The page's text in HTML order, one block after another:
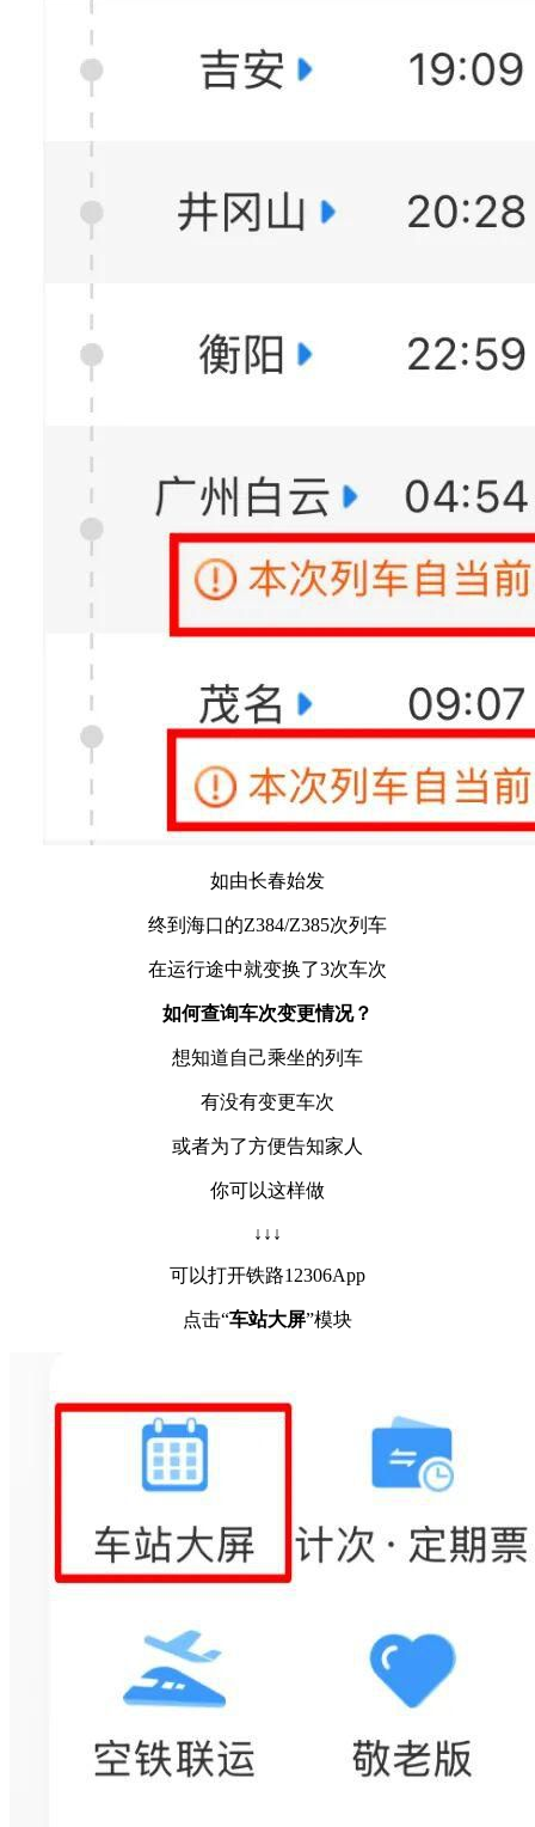
如由长春始发
终到海口的Z384/Z385次列车
在运行途中就变换了3次车次
如何查询车次变更情况？
想知道自己乘坐的列车
有没有变更车次
或者为了方便告知家人
你可以这样做
↓↓↓
可以打开铁路12306App
点击“车站大屏”模块